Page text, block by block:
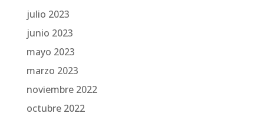
julio 2023
junio 2023
mayo 2023
marzo 2023
noviembre 2022
octubre 2022